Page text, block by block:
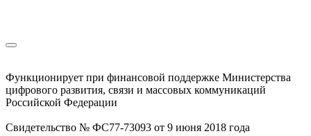
Функционирует при финансовой поддержке Министерства
цифрового развития, связи и массовых коммуникаций
Российской Федерации
Свидетельство № ФС77-73093 от 9 июня 2018 года